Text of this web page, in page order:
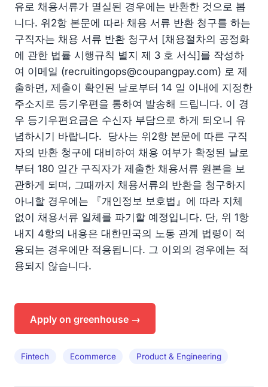
유로 채용서류가 멸실된 경우에는 반환한 것으로 봅
니다. 위2항 본문에 따라 채용 서류 반환 청구를 하는
구직자는 채용 서류 반환 청구서 [채용절차의 공정화
에 관한 법률 시행규칙 별지 제 3 호 서식]를 작성하
여 이메일 (recruitingops@coupangpay.com) 로 제
출하면, 제출이 확인된 날로부터 14 일 이내에 지정한
주소지로 등기우편을 통하여 발송해 드립니다. 이 경
우 등기우편요금은 수신자 부담으로 하게 되오니 유
념하시기 바랍니다. 당사는 위2항 본문에 따른 구직
자의 반환 청구에 대비하여 채용 여부가 확정된 날로
부터 180 일간 구직자가 제출한 채용서류 원본을 보
관하게 되며, 그때까지 채용서류의 반환을 청구하지
아니할 경우에는 『개인정보 보호법』에 따라 지체
없이 채용서류 일체를 파기할 예정입니다. 단, 위 1항
내지 4항의 내용은 대한민국의 노동 관계 법령이 적
용되는 경우에만 적용됩니다. 그 이외의 경우에는 적
용되지 않습니다.
Apply on greenhouse →
Fintech Ecommerce Product & Engineering